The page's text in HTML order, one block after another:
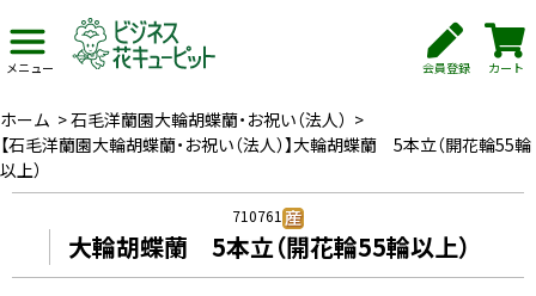
メニュー 会員登録 カート
ホーム >石毛洋蘭園大輪胡蝶蘭・お祝い（法人） >
【石毛洋蘭園大輪胡蝶蘭・お祝い（法人）】大輪胡蝶蘭 5本立（開花輪55輪
以上）
710761
大輪胡蝶蘭 5本立（開花輪55輪以上）